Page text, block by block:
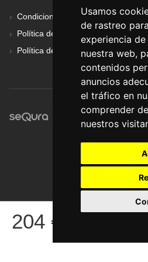
Usamos
de rastreo
experiencia
nuestra web,
contenidos
anuncios
el tráfico en
comprender
nuestros
204 €
Condiciones Generales
Política de Cookies
Política de Privacidad
© Pronorte Sonido SL.